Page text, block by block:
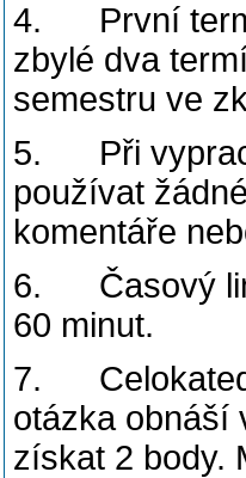
4. První
zbylé dva
semestru ve
5. Při
používat
komentáře
6. Časový
60 minut.
7.
otázka obnáší
získat 2 body.